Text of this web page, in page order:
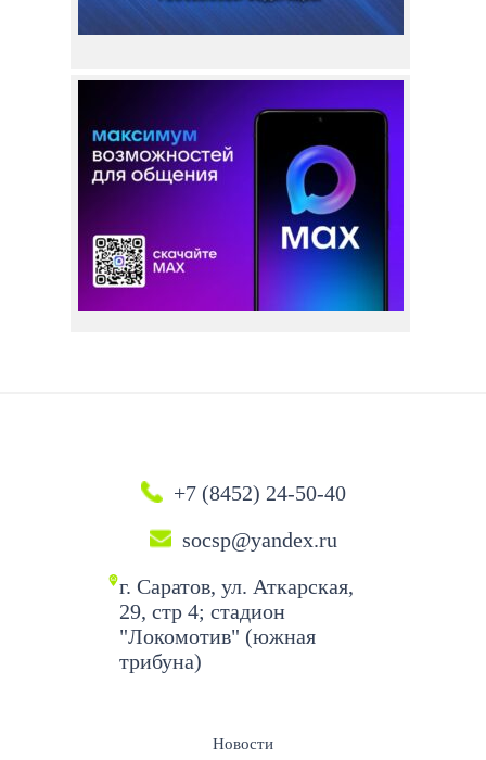
+7 (8452) 24-50-40
socsp@yandex.ru
г. Саратов, ул. Аткарская,
29, стр 4; стадион
"Локомотив" (южная
трибуна)
Новости